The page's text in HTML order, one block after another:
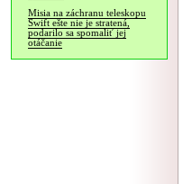
Misia na záchranu teleskopu
Swift ešte nie je stratená,
podarilo sa spomaliť jej
otáčanie